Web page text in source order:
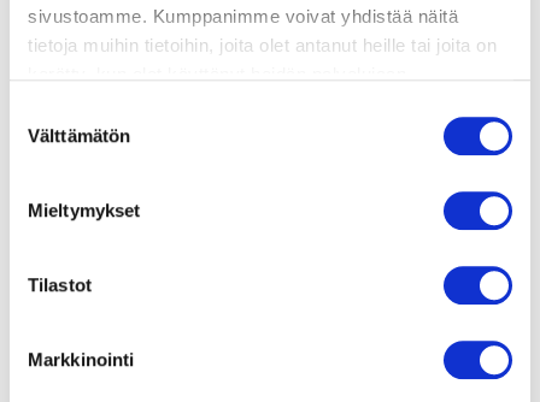
sivustoamme. Kumppanimme voivat yhdistää näitä
tietoja muihin tietoihin, joita olet antanut heille tai joita on
tai vanhempi. Vahvista ikäsi käyttääksesi sivustoa.
valinta
Välttämätön
Mieltymykset
Tilastot
Markkinointi
suolaa ja pippuria
Chimichurri
1 rkl oreganoa
1 rkl punaviinietikkaa